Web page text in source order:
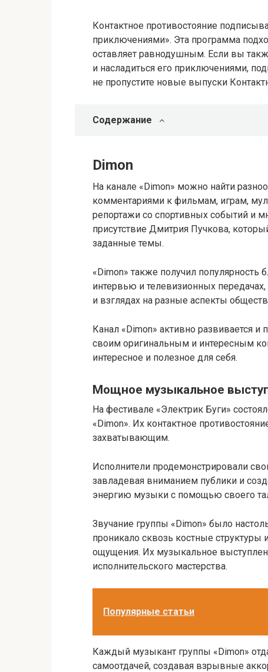
Контактное противостояние
приключениями». Эта программа
оставляет равнодушным. Если вы
и насладиться его приключениями,
не пропустите новые выпуски
Содержание
Dimon
На канале «Dimon» можно найти
комментариями к фильмам, играм,
репортажи со спортивных событий и
присутствие Дмитрия Пучкова,
заданные темы.
«Dimon» также получил
интервью и телевизионных
и взглядах на разные аспекты
Канал «Dimon» активно развивается
своим оригинальным и интересным
интересное и полезное для себя.
Мощное музыкальное
На фестивале «Электрик Буги»
«Dimon». Их контактное
захватывающим.
Исполнители продемонстрировали
завладевая вниманием публики и
энергию музыки с помощью своего
Звучание группы «Dimon» было
проникало сквозь костные
ощущения. Их музыкальное
исполнительского мастерства.
Популярные статьи
Каждый музыкант группы «Dimon»
самоотдачей, создавая взрывные